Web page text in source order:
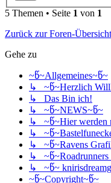
5 Themen • Seite 1 von 1
Zurück zur Foren-Übersicht
Gehe zu
~წ~Allgemeines~წ~
↳ ~წ~Herzlich
↳ Das Bin ich!
↳ ~წ~NEWS~წ~
↳ ~წ~Hier werden
↳
↳ ~წ~Ravens
↳ ~წ~Roadrunners
↳ ~წ~
~წ~Copyright~წ~